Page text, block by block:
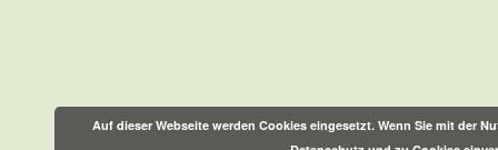
Auf dieser Webseite werden Cookies eingesetzt. Wenn Sie mit der